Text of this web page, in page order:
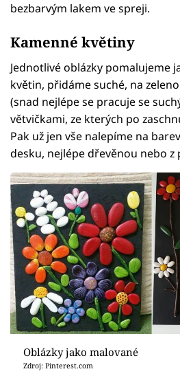
bezbarvým lakem ve spreji.
Kamenné květiny
Jednotlivé oblázky pomalujeme
květin, přidáme suché, na
(snad nejlépe se pracuje se
větvičkami, ze kterých po
Pak už jen vše nalepíme na
desku, nejlépe dřevěnou nebo z
Oblázky jako malované
Zdroj: Pinterest.com